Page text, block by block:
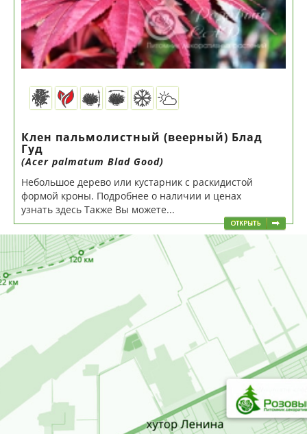
Клен пальмолистный (веерный) Блад
Гуд
(Acer palmatum Blad Good)
Небольшое дерево или кустарник с раскидистой
формой кроны. Подробнее о наличии и ценах
узнать здесь Также Вы можете...